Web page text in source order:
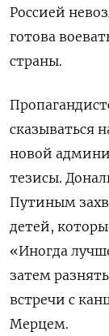
Россией
готова
страны.
сказываться
новой
тезисы.
Путиным
детей,
«Иногда
затем
встречи с
Мерцем.